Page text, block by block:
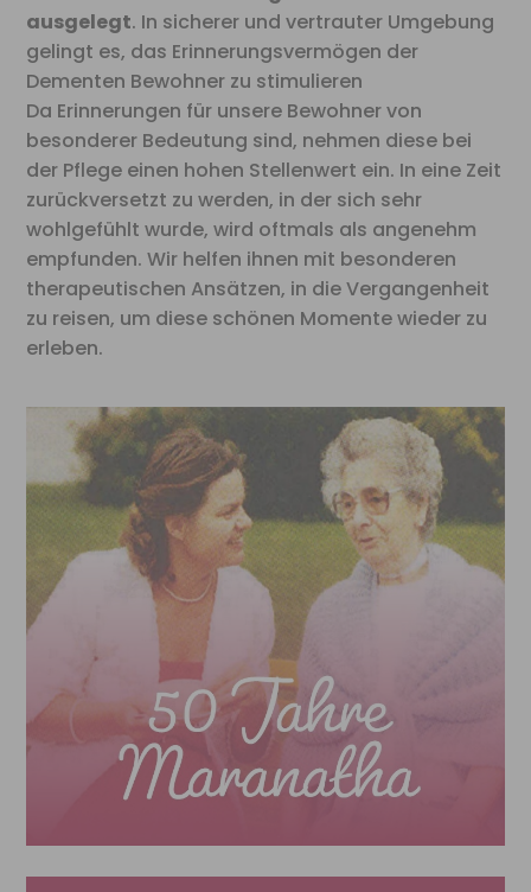
ausgelegt. In sicherer und vertrauter Umgebung
gelingt es, das Erinnerungsvermögen der
Dementen Bewohner zu stimulieren
Da Erinnerungen für unsere Bewohner von
besonderer Bedeutung sind, nehmen diese bei
der Pflege einen hohen Stellenwert ein. In eine Zeit
zurückversetzt zu werden, in der sich sehr
wohlgefühlt wurde, wird oftmals als angenehm
empfunden. Wir helfen ihnen mit besonderen
therapeutischen Ansätzen, in die Vergangenheit
zu reisen, um diese schönen Momente wieder zu
erleben.